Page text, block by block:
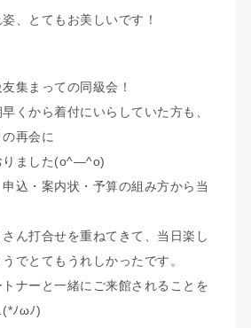
、とてもお美しいです！
集まっての同級会！
くから着付にいらしていた方も、
再会に
りました(o^―^o)
込・案内状・予算の組み方から当
ん打合せを重ねてきて、当日楽し
でとてもうれしかったです。
ナーと一緒にご来館されることを
ﾉωﾉ)